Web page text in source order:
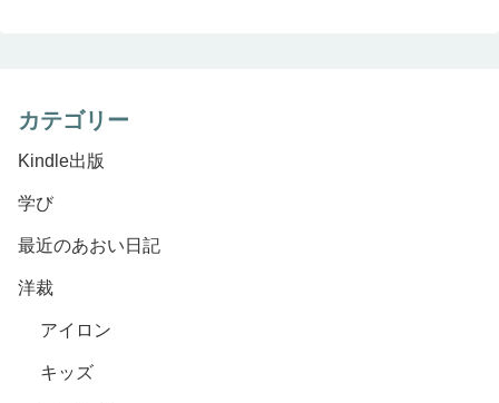
カテゴリー
Kindle出版
学び
最近のあおい日記
洋裁
アイロン
キッズ